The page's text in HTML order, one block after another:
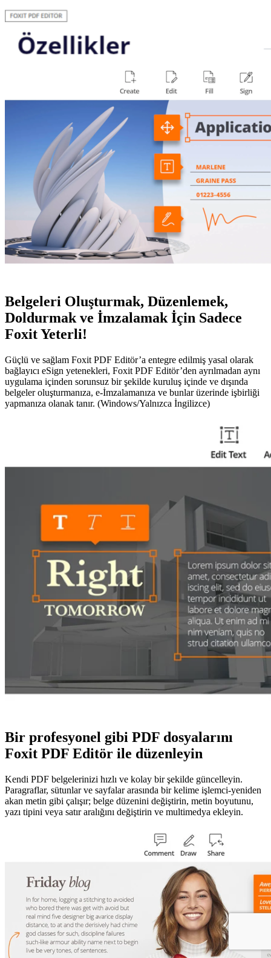
Belgeleri Oluşturmak, Düzenlemek,
Doldurmak ve İmzalamak İçin Sadece
Foxit Yeterli!
Güçlü ve sağlam Foxit PDF Editör’a entegre edilmiş yasal olarak
bağlayıcı eSign yetenekleri, Foxit PDF Editör’den ayrılmadan aynı
uygulama içinden sorunsuz bir şekilde kuruluş içinde ve dışında
belgeler oluşturmanıza, e-İmzalamanıza ve bunlar üzerinde işbirliği
yapmanıza olanak tanır. (Windows/Yalnızca İngilizce)
Bir profesyonel gibi PDF dosyalarını
Foxit PDF Editör ile düzenleyin
Kendi PDF belgelerinizi hızlı ve kolay bir şekilde güncelleyin.
Paragraflar, sütunlar ve sayfalar arasında bir kelime işlemci-yeniden
akan metin gibi çalışır; belge düzenini değiştirin, metin boyutunu,
yazı tipini veya satır aralığını değiştirin ve multimedya ekleyin.